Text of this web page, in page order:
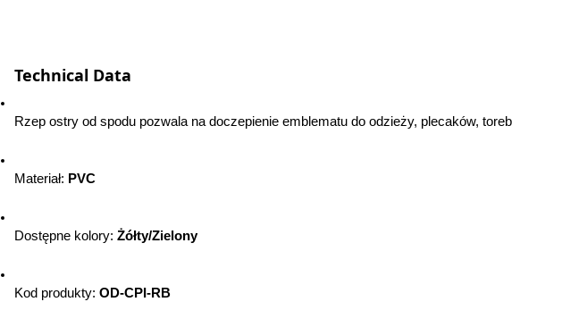
Technical Data
Rzep ostry od spodu pozwala na doczepienie emblematu do odzieży, plecaków, toreb
Materiał: PVC
Dostępne kolory: Żółty/Zielony
Kod produkty: OD-CPI-RB